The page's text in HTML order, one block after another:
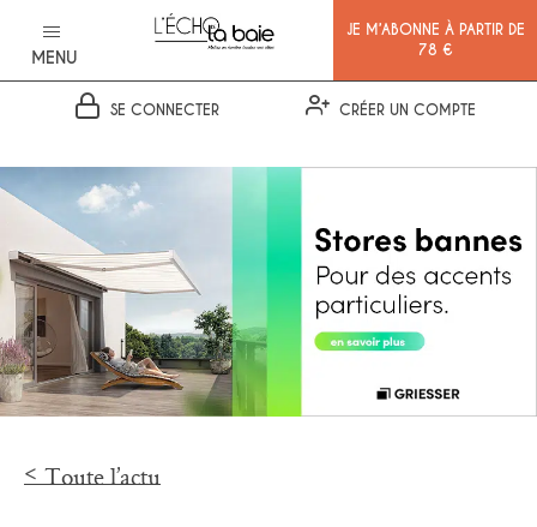
MENU
JE M’ABONNE À PARTIR DE
78 €
SE CONNECTER CRÉER UN COMPTE
Toute l’actu